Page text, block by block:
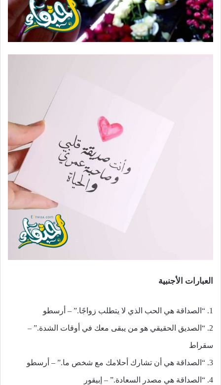
العبارات الأجنبية
1. “الصداقة هي الحب الذي لا يتطلب زواجًا.” – أرسطو
2. “الصديق الحقيقي هو من يبقى معك في أوقات الشدة.” –
سقراط
3. “الصداقة هي أن تشارك أحلامك مع شخص ما.” – أرسطو
4. “الصداقة هي مصدر السعادة.” – إبيقور